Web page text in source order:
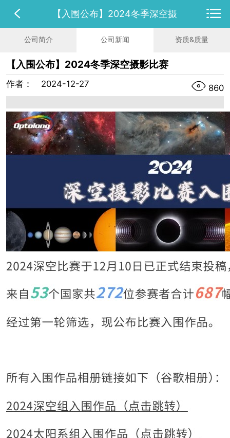
【入围公布】2024冬季深空摄
公司简介 公司新闻 资质&质量
【入围公布】2024冬季深空摄影比赛
作者： 2024-12-27 860